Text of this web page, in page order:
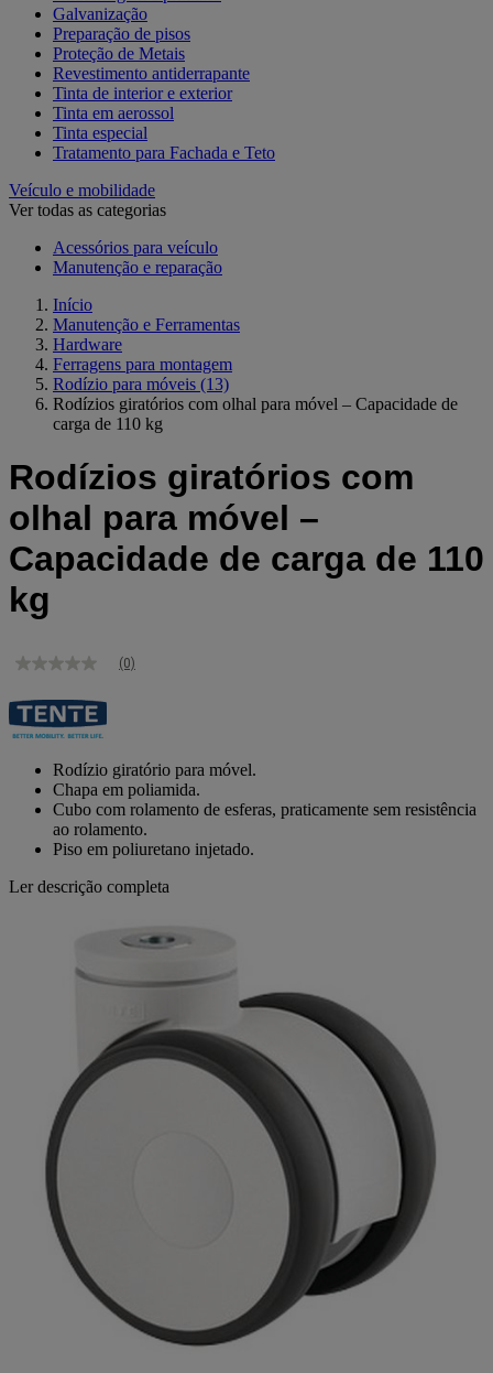
Galvanização
Preparação de pisos
Proteção de Metais
Revestimento antiderrapante
Tinta de interior e exterior
Tinta em aerossol
Tinta especial
Tratamento para Fachada e Teto
Veículo e mobilidade
Ver todas as categorias
Acessórios para veículo
Manutenção e reparação
Início
Manutenção e Ferramentas
Hardware
Ferragens para montagem
Rodízio para móveis (13)
Rodízios giratórios com olhal para móvel – Capacidade de
carga de 110 kg
Rodízios giratórios com
olhal para móvel –
Capacidade de carga de 110
kg
Sem
de
classificação
Link
mesma
página.
(0)
Rodízio giratório para móvel.
Chapa em poliamida.
Cubo com rolamento de esferas, praticamente sem resistência
ao rolamento.
Piso em poliuretano injetado.
Ler descrição completa